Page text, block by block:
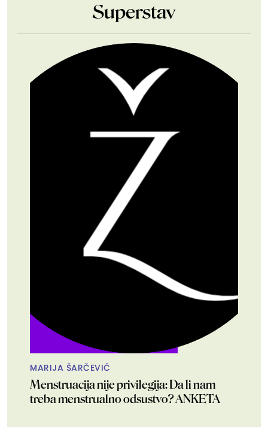
Superstav
MARIJA ŠARČEVIĆ
Menstruacija nije privilegija: Da li nam
treba menstrualno odsustvo? ANKETA